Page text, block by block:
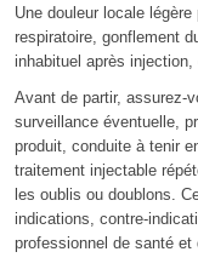
Une douleur locale
respiratoire, gonflement
inhabituel après
Avant de partir, assurez-
surveillance éventuelle,
produit, conduite à tenir
traitement injectable
les oublis ou doublons.
indications, contre-
professionnel de santé